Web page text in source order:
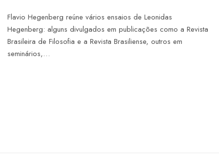
Flavio Hegenberg reúne vários ensaios de Leonidas
Hegenberg: alguns divulgados em publicações como a Revista
Brasileira de Filosofia e a Revista Brasiliense, outros em
seminários,…